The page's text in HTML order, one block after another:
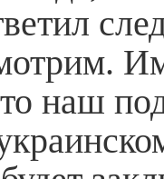
наш